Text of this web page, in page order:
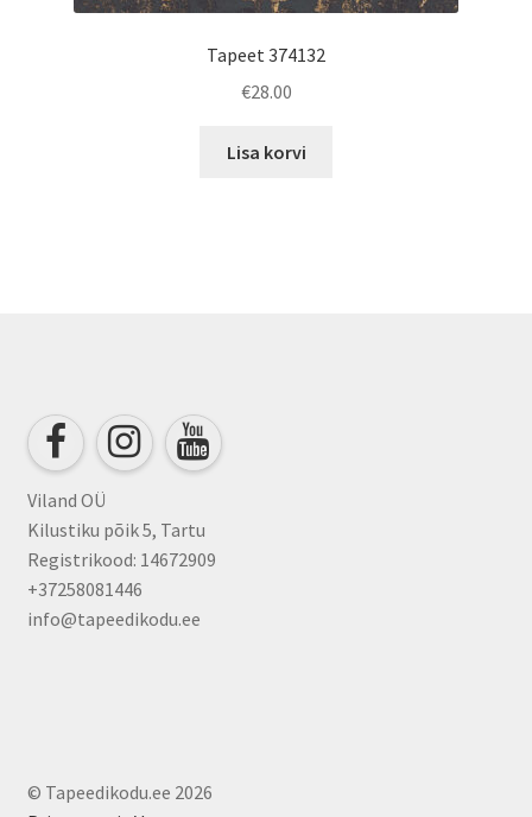
Tapeet 374132
€28.00
Lisa korvi
Viland OÜ
Kilustiku põik 5, Tartu
Registrikood: 14672909
+37258081446
info@tapeedikodu.ee
© Tapeedikodu.ee 2026